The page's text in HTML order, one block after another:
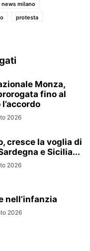
news milano
protesta
Monza,
fino al
2026
cresce la voglia di
e Sicilia...
2026
nell’infanzia
2026